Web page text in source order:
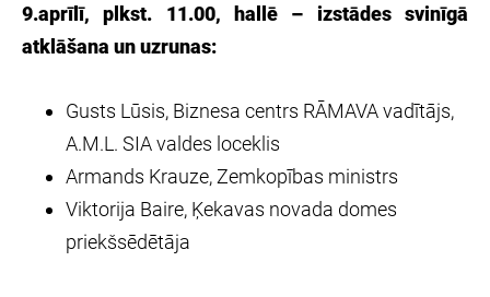
9.aprīlī, plkst. 11.00, hallē – izstādes svinīgā
atklāšana un uzrunas:
Gusts Lūsis, Biznesa centrs RĀMAVA vadītājs,
A.M.L. SIA valdes loceklis
Armands Krauze, Zemkopības ministrs
Viktorija Baire, Ķekavas novada domes
priekšsēdētāja